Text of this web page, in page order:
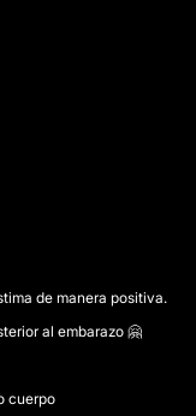
de manera positiva.
al embarazo 🤗
cuerpo